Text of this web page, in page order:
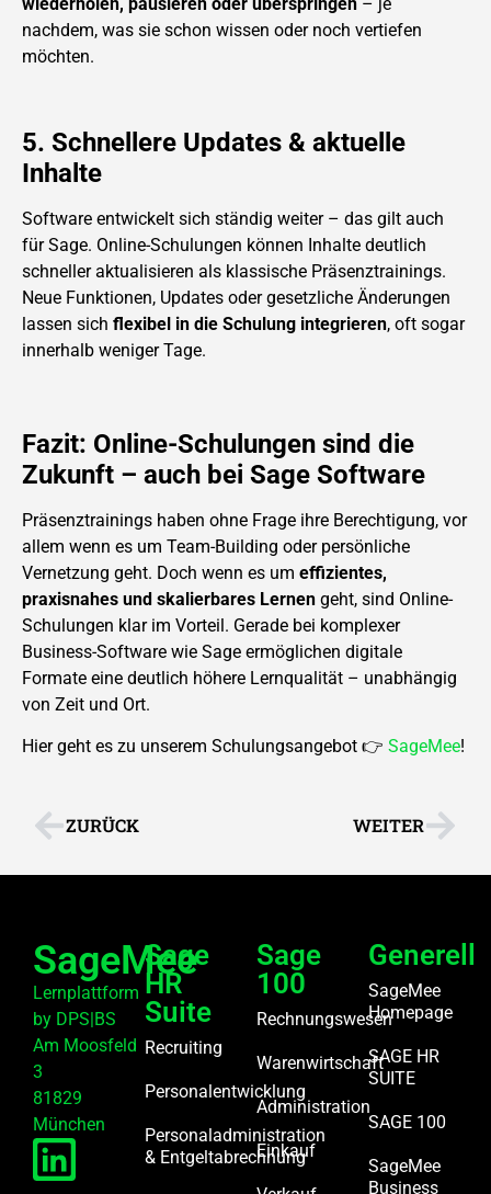
nachdem, was sie schon wissen oder noch vertiefen
möchten.
5. Schnellere Updates & aktuelle
Inhalte
Software entwickelt sich ständig weiter – das gilt auch
für Sage. Online-Schulungen können Inhalte deutlich
schneller aktualisieren als klassische Präsenztrainings.
Neue Funktionen, Updates oder gesetzliche Änderungen
lassen sich flexibel in die Schulung integrieren, oft sogar
innerhalb weniger Tage.
Fazit: Online-Schulungen sind die
Zukunft – auch bei Sage Software
Präsenztrainings haben ohne Frage ihre Berechtigung, vor
allem wenn es um Team-Building oder persönliche
Vernetzung geht. Doch wenn es um effizientes,
praxisnahes und skalierbares Lernen geht, sind Online-
Schulungen klar im Vorteil. Gerade bei komplexer
Business-Software wie Sage ermöglichen digitale
Formate eine deutlich höhere Lernqualität – unabhängig
von Zeit und Ort.
Hier geht es zu unserem Schulungsangebot 👉 SageMee!
ZURÜCK WEITER
SageMee
Lernplattform
by DPS|BS
Am Moosfeld
3
81829
München
Sage
HR
Suite
Recruiting
Personalentwicklung
Personaladministration
& Entgeltabrechnung
Sage
100
Rechnungswesen
Warenwirtschaft
Administration
Einkauf
Generell
SageMee
Homepage
SAGE HR
SUITE
SAGE 100
SageMee
Business